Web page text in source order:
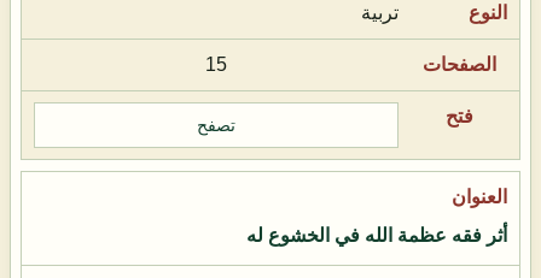
تربية
15
تصفح
أثر فقه عظمة الله في الخشوع له